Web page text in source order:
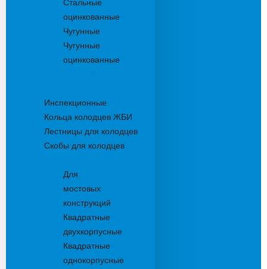
Стальные
оцинкованные
Чугунные
Чугунные
оцинкованные
Инспекционные
Кольца колодцев ЖБИ
Лестницы для колодцев
Скобы для колодцев
Для
мостовых
конструкций
Квадратные
двухкорпусные
Квадратные
однокорпусные